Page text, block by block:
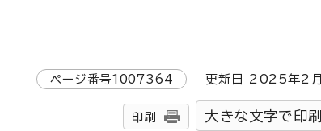
ページ番号1007364 更新日 2025年2月
印刷 大きな文字で印刷